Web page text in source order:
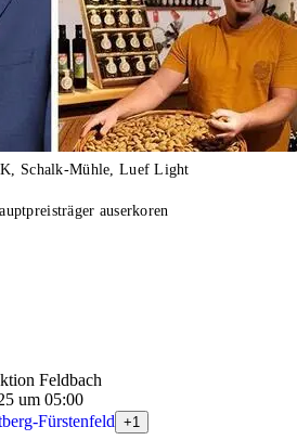
Schalk-Mühle, Luef Light
auserkoren
Feldbach
um 05:00
Fürstenfeld +1